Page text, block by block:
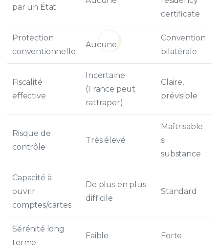
par un État
certificate
Protection
conventionnelle
Aucune
Convention
bilatérale
Fiscalité
effective
Incertaine
(France peut
rattraper)
Claire,
prévisible
Risque de
contrôle
Très élevé
Maîtrisable
si
substance
Capacité à
ouvrir
comptes/cartes
De plus en plus
difficile
Standard
Sérénité long
terme
Faible Forte